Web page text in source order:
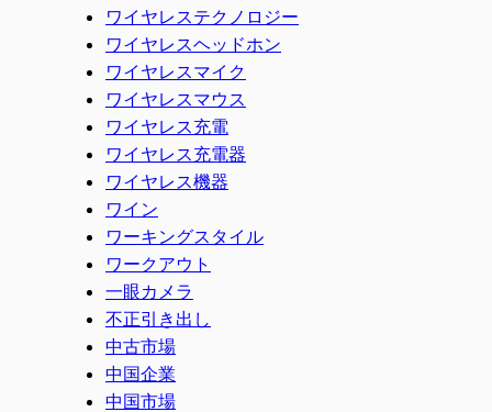
ワイヤレステクノロジー
ワイヤレスヘッドホン
ワイヤレスマイク
ワイヤレスマウス
ワイヤレス充電
ワイヤレス充電器
ワイヤレス機器
ワイン
ワーキングスタイル
ワークアウト
一眼カメラ
不正引き出し
中古市場
中国企業
中国市場